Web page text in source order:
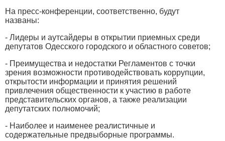
На пресс-конференции, соответственно, будут
названы:
- Лидеры и аутсайдеры в открытии приемных среди
депутатов Одесского городского и областного советов;
- Преимущества и недостатки Регламентов с точки
зрения возможности противодействовать коррупции,
открытости информации и принятия решений
привлечения общественности к участию в работе
представительских органов, а также реализации
депутатских полномочий;
- Наиболее и наименее реалистичные и
содержательные предвыборные программы.